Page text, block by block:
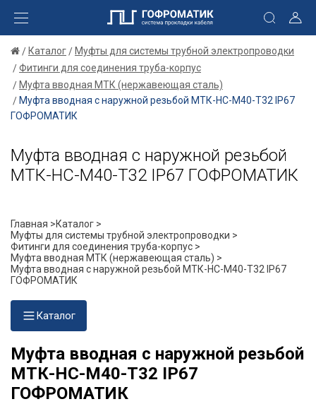
Каталог
Муфты для системы трубной электропроводки
Фитинги для соединения труба-корпус
Муфта вводная МТК (нержавеющая сталь)
Муфта вводная с наружной резьбой МТК-НС-М40-Т32 IP67
ГОФРОМАТИК
Муфта вводная с наружной резьбой
МТК-НС-М40-Т32 IP67 ГОФРОМАТИК
Главная >Каталог >
Муфты для системы трубной электропроводки >
Фитинги для соединения труба-корпус >
Муфта вводная МТК (нержавеющая сталь) >
Муфта вводная с наружной резьбой МТК-НС-М40-Т32 IP67
ГОФРОМАТИК
Каталог
Муфта вводная с наружной резьбой
МТК-НС-М40-Т32 IP67
ГОФРОМАТИК